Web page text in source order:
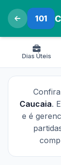
101
Dias Úteis
Caucaia.
e é